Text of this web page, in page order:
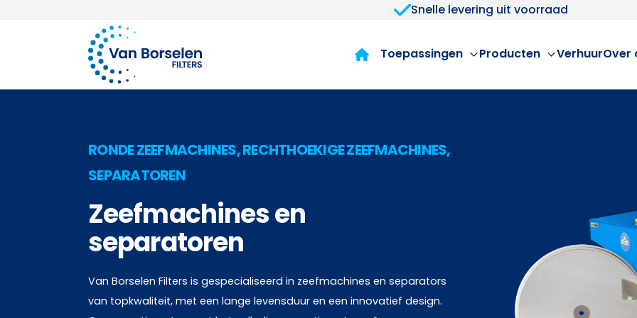
Snelle levering uit voorraad
Toepassingen
Producten VerhuurOver
RONDE ZEEFMACHINES, RECHTHOEKIGE ZEEFMACHINES,
SEPARATOREN
Zeefmachines en
separatoren
Van Borselen Filters is gespecialiseerd in zeefmachines en separators
van topkwaliteit, met een lange levensduur en een innovatief design.